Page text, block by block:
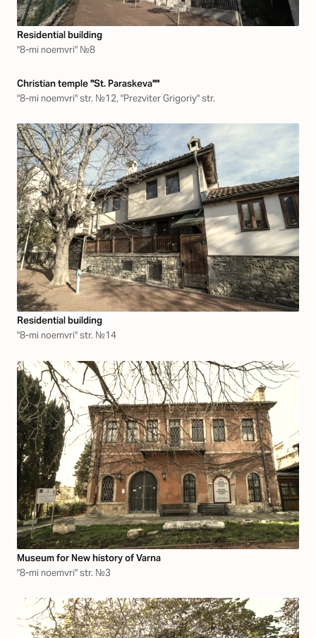
Residential building
"8-mi noemvri" №8
Christian temple "St. Paraskeva""
"8-mi noemvri" str. №12, "Prezviter Grigoriy" str.
Residential building
"8-mi noemvri" str. №14
Museum for New history of Varna
"8-mi noemvri" str. №3